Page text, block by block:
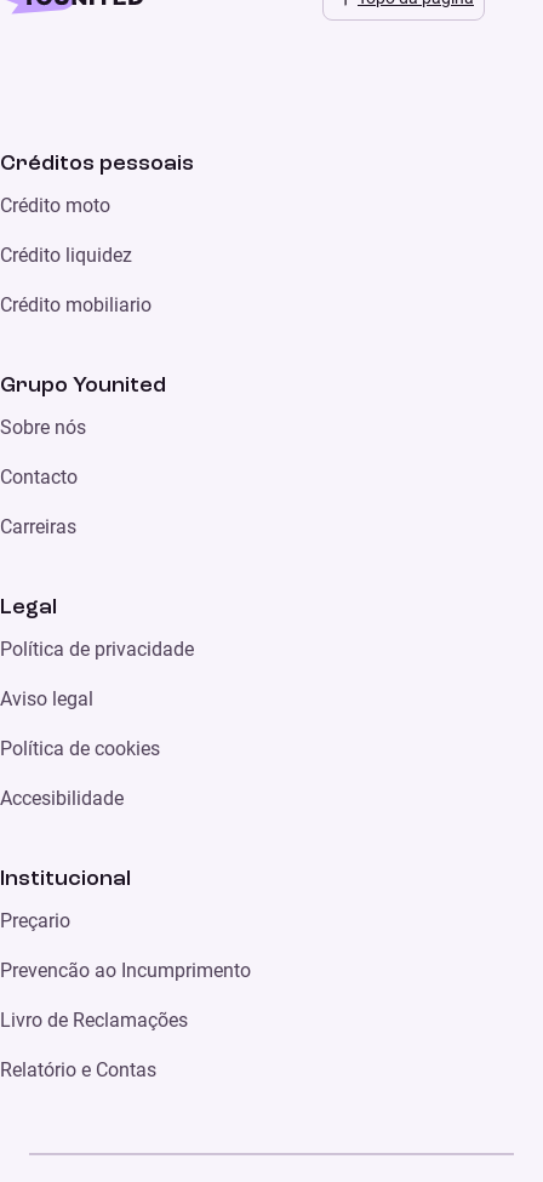
Créditos pessoais
Crédito moto
Crédito liquidez
Crédito mobiliario
Grupo Younited
Sobre nós
Contacto
Carreiras
Legal
Política de privacidade
Aviso legal
Política de cookies
Accesibilidade
Institucional
Preçario
Prevencão ao Incumprimento
Livro de Reclamações
Relatório e Contas